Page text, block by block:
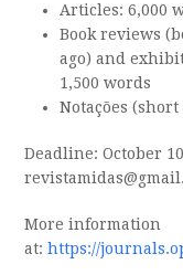
Articles: 6,000
Book reviews
ago) and
1,500 words
Notações
Deadline: October
More information
at:https://